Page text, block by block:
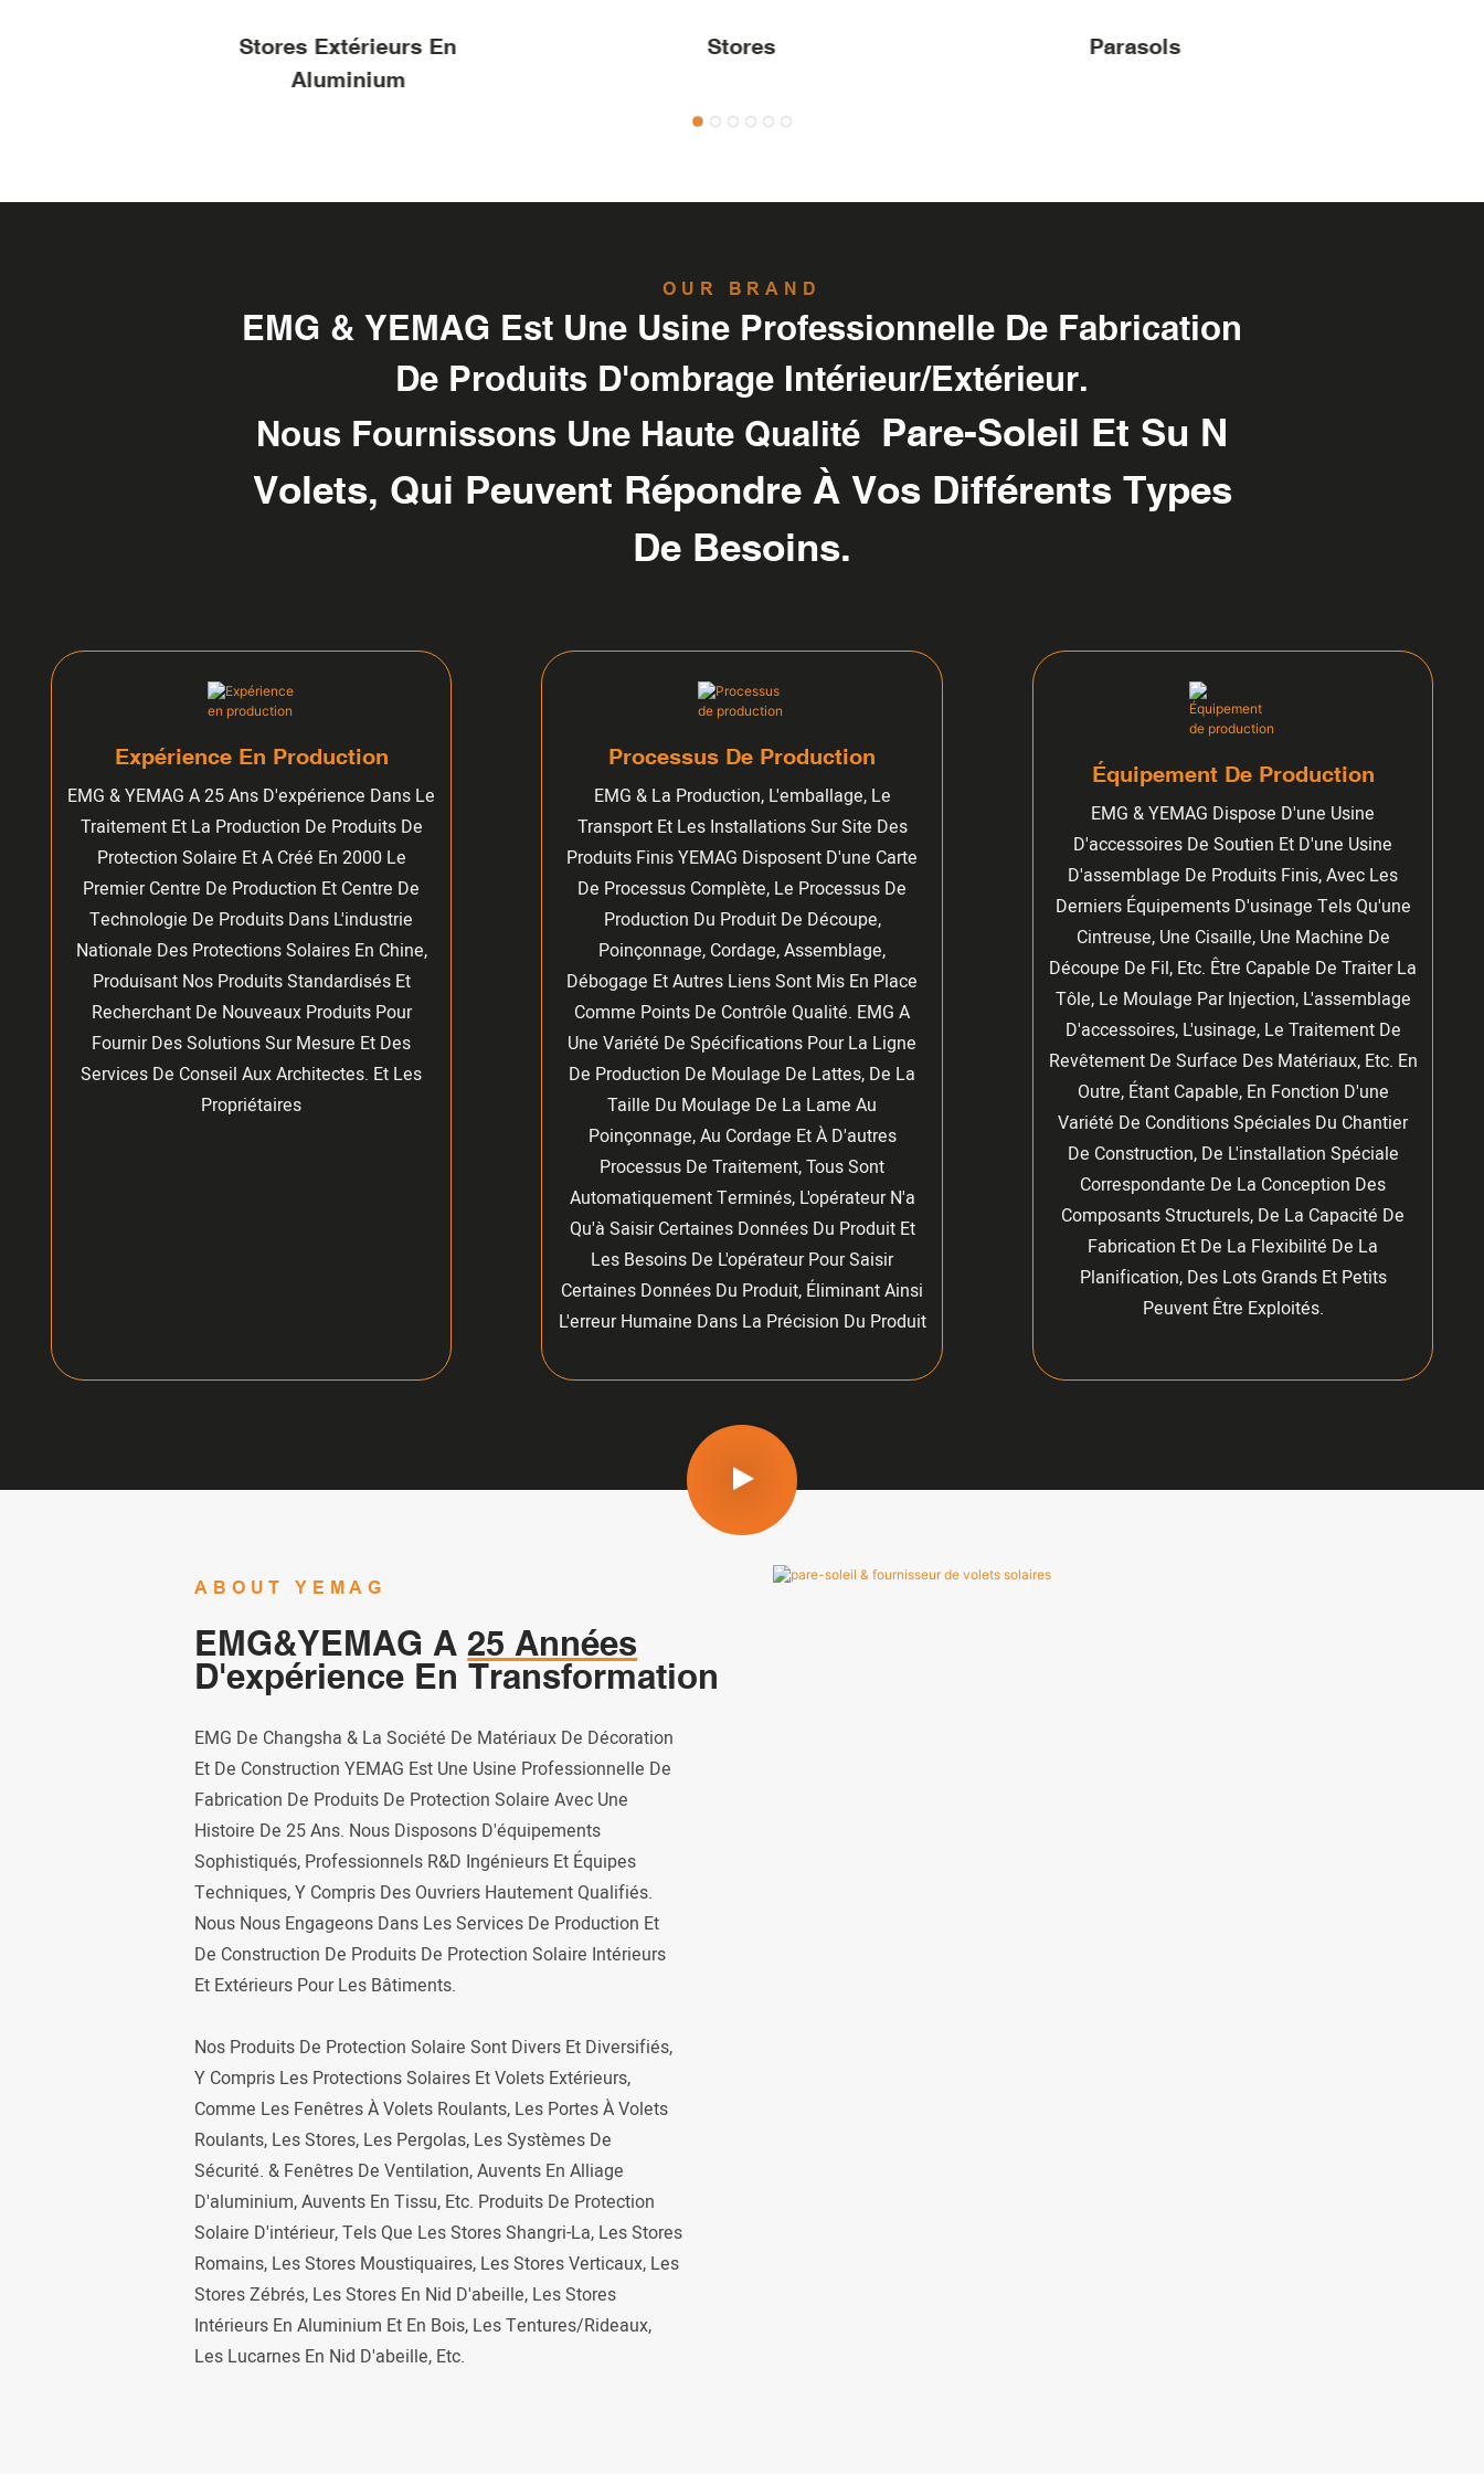
Stores Extérieurs En
Aluminium
Stores Parasols
OUR BRAND
EMG & YEMAG Est Une Usine Professionnelle De Fabrication
De Produits D'ombrage Intérieur/extérieur.
Nous Fournissons Une Haute Qualité Pare-Soleil Et Su N
Volets, Qui Peuvent Répondre À Vos Différents Types
De Besoins.
Expérience En Production
EMG & YEMAG A 25 Ans D'expérience Dans Le
Traitement Et La Production De Produits De
Protection Solaire Et A Créé En 2000 Le
Premier Centre De Production Et Centre De
Technologie De Produits Dans L'industrie
Nationale Des Protections Solaires En Chine,
Produisant Nos Produits Standardisés Et
Recherchant De Nouveaux Produits Pour
Fournir Des Solutions Sur Mesure Et Des
Services De Conseil Aux Architectes. Et Les
Propriétaires
Processus De Production
EMG & La Production, L'emballage, Le
Transport Et Les Installations Sur Site Des
Produits Finis YEMAG Disposent D'une Carte
De Processus Complète, Le Processus De
Production Du Produit De Découpe,
Poinçonnage, Cordage, Assemblage,
Débogage Et Autres Liens Sont Mis En Place
Comme Points De Contrôle Qualité. EMG A
Une Variété De Spécifications Pour La Ligne
De Production De Moulage De Lattes, De La
Taille Du Moulage De La Lame Au
Poinçonnage, Au Cordage Et À D'autres
Processus De Traitement, Tous Sont
Automatiquement Terminés, L'opérateur N'a
Qu'à Saisir Certaines Données Du Produit Et
Les Besoins De L'opérateur Pour Saisir
Certaines Données Du Produit, Éliminant Ainsi
L'erreur Humaine Dans La Précision Du Produit
Équipement De Production
EMG & YEMAG Dispose D'une Usine
D'accessoires De Soutien Et D'une Usine
D'assemblage De Produits Finis, Avec Les
Derniers Équipements D'usinage Tels Qu'une
Cintreuse, Une Cisaille, Une Machine De
Découpe De Fil, Etc. Être Capable De Traiter La
Tôle, Le Moulage Par Injection, L'assemblage
D'accessoires, L'usinage, Le Traitement De
Revêtement De Surface Des Matériaux, Etc. En
Outre, Étant Capable, En Fonction D'une
Variété De Conditions Spéciales Du Chantier
De Construction, De L'installation Spéciale
Correspondante De La Conception Des
Composants Structurels, De La Capacité De
Fabrication Et De La Flexibilité De La
Planification, Des Lots Grands Et Petits
Peuvent Être Exploités.
ABOUT YEMAG
EMG&YEMAG A25 Années
D'expérience En Transformation
EMG De Changsha & La Société De Matériaux De Décoration
Et De Construction YEMAG Est Une Usine Professionnelle De
Fabrication De Produits De Protection Solaire Avec Une
Histoire De 25 Ans. Nous Disposons D'équipements
Sophistiqués, Professionnels R&D Ingénieurs Et Équipes
Techniques, Y Compris Des Ouvriers Hautement Qualifiés.
Nous Nous Engageons Dans Les Services De Production Et
De Construction De Produits De Protection Solaire Intérieurs
Et Extérieurs Pour Les Bâtiments.
Nos Produits De Protection Solaire Sont Divers Et Diversifiés,
Y Compris Les Protections Solaires Et Volets Extérieurs,
Comme Les Fenêtres À Volets Roulants, Les Portes À Volets
Roulants, Les Stores, Les Pergolas, Les Systèmes De
Sécurité. & Fenêtres De Ventilation, Auvents En Alliage
D'aluminium, Auvents En Tissu, Etc. Produits De Protection
Solaire D'intérieur, Tels Que Les Stores Shangri-La, Les Stores
Romains, Les Stores Moustiquaires, Les Stores Verticaux, Les
Stores Zébrés, Les Stores En Nid D'abeille, Les Stores
Intérieurs En Aluminium Et En Bois, Les Tentures/rideaux,
Les Lucarnes En Nid D'abeille, Etc.